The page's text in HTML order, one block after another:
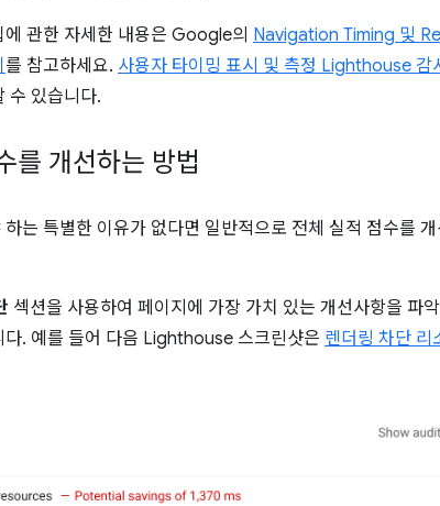
관한 자세한 내용은 Google의 Navigation Timing 및
를 참고하세요. 사용자 타이밍 표시 및 측정 Lighthouse 감
수 있습니다.
를 개선하는 방법
는 특별한 이유가 없다면 일반적으로 전체 실적 점수를
섹션을 사용하여 페이지에 가장 가치 있는 개선사항을 파
다. 예를 들어 다음 Lighthouse 스크린샷은 렌더링 차단 리